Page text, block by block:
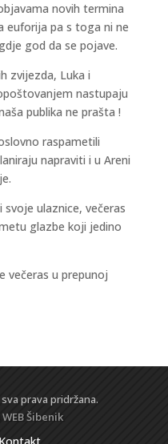
novih termina
euforija pa s toga ni ne
god da se pojave.
zvijezda, Luka i
nastupaju
publika ne prašta !
raspametili
napraviti i u Areni
svoje ulaznice, večeras
glazbe koji jedino
večeras u prepunoj
prava pridržana.
WEBŠibenik